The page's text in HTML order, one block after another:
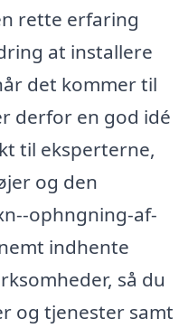
rette erfaring
at installere
det kommer til
derfor en god idé
til eksperterne,
og den
ophngning-af-
indhente
så du
og tjenester samt